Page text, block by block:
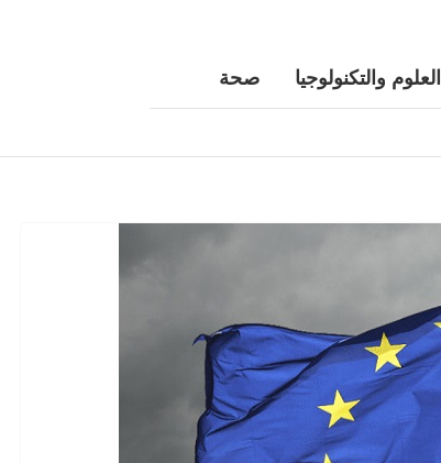
العلوم والتكنولوجيا صحة